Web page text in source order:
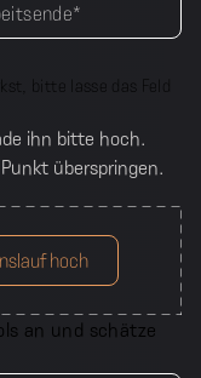
*
bitte lasse das Feld
ihn bitte hoch.
überspringen.
hoch
an und schätze